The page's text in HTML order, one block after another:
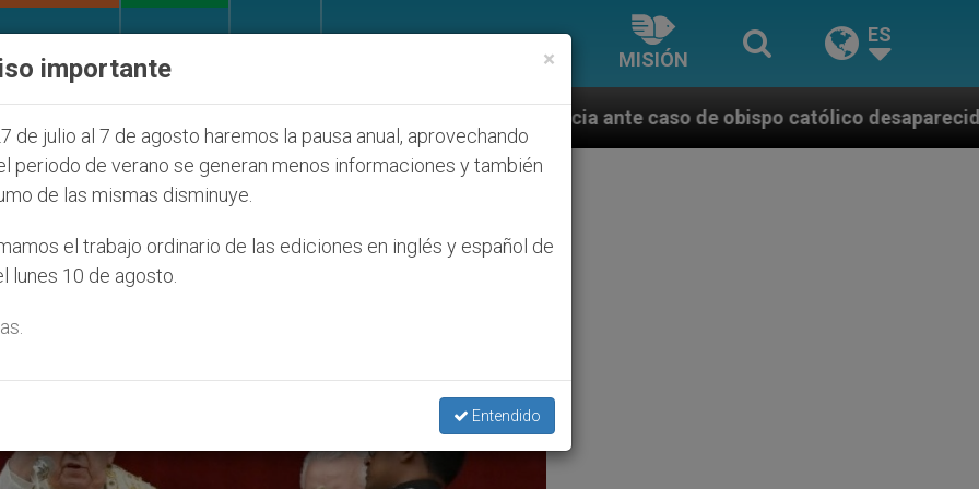
MISIÓN
ES
Seúl 2027 ONU se pronuncia ante caso de obispo católico desaparecido por la dictadura
×
importante
de julio al 7 de agosto haremos la pausa anual, aprovechando
periodo de verano se generan menos informaciones y también
de las mismas disminuye.
el trabajo ordinario de las ediciones en inglés y español de
lunes 10 de agosto.
Entendido